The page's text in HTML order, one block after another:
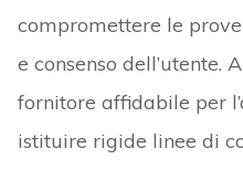
compromettere le
e consenso dell’utente.
fornitore affidabile per
istituire rigide linee di